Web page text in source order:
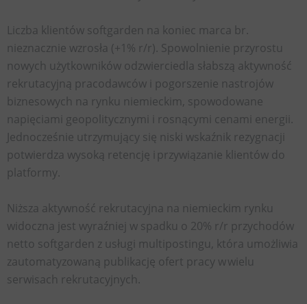
Liczba klientów softgarden na koniec marca br.
nieznacznie wzrosła (+1% r/r). Spowolnienie przyrostu
nowych użytkowników odzwierciedla słabszą aktywność
rekrutacyjną pracodawców i pogorszenie nastrojów
biznesowych na rynku niemieckim, spowodowane
napięciami geopolitycznymi i rosnącymi cenami energii.
Jednocześnie utrzymujący się niski wskaźnik rezygnacji
potwierdza wysoką retencję i przywiązanie klientów do
platformy.
Niższa aktywność rekrutacyjna na niemieckim rynku
widoczna jest wyraźniej w spadku o 20% r/r przychodów
netto softgarden z usługi multipostingu, która umożliwia
zautomatyzowaną publikację ofert pracy w wielu
serwisach rekrutacyjnych.